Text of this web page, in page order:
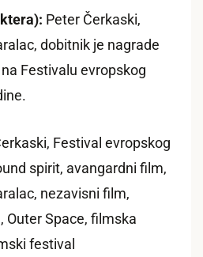
Peter Čerkaski,
dobitnik je nagrade
Festivalu evropskog
Festival evropskog
spirit, avangardni film,
nezavisni film,
Space, filmska
festival